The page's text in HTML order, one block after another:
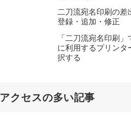
二刀流宛名印刷の差
登録・追加・修正
「二刀流宛名印刷」
に利用するプリンタ
択する
アクセスの多い記事